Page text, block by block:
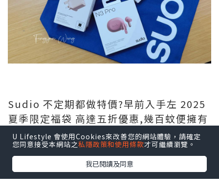
Sudio 不定期都做特價?️早前入手左 2025
夏季限定福袋 高達五折優惠,幾百蚊便擁有
一部全新藍牙耳機,而且有多款時尚顏色選
擇,自用送禮一啲都唔失禮呀?
夏季限定福袋?️ 包含共 5 項商品,包括:
U Lifestyle 會使用Cookies來改善您的網站體驗，請確定
您同意接受本網站之私隱政策和使用條款才可繼續瀏覽。
我已閱讀及同意